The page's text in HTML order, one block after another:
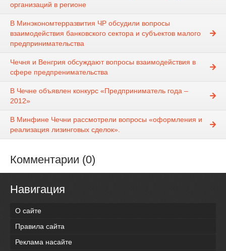
организаций в регионе
В Минэкономтерразвития ЧР обсудили вопросы
взаимодействия банковского сектора и субъектов малого
предпринимательства
Чечня и Венгрия обсуждают вопросы взаимодействия в
сфере предпренимательства
В Чечне объявлен конкурс «Предприниматель года –
2012»
В Минфине Чечни рассмотрели вопросы «оформления и
реализация лизинговых сделок».
Комментарии (0)
Навигация
О сайте
Правила сайта
Реклама насайте